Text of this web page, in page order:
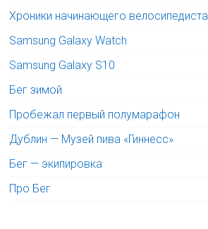
Хроники начинающего велосипедиста
Samsung Galaxy Watch
Samsung Galaxy S10
Бег зимой
Пробежал первый полумарафон
Дублин — Музей пива «Гиннесс»
Бег — экипировка
Про Бег